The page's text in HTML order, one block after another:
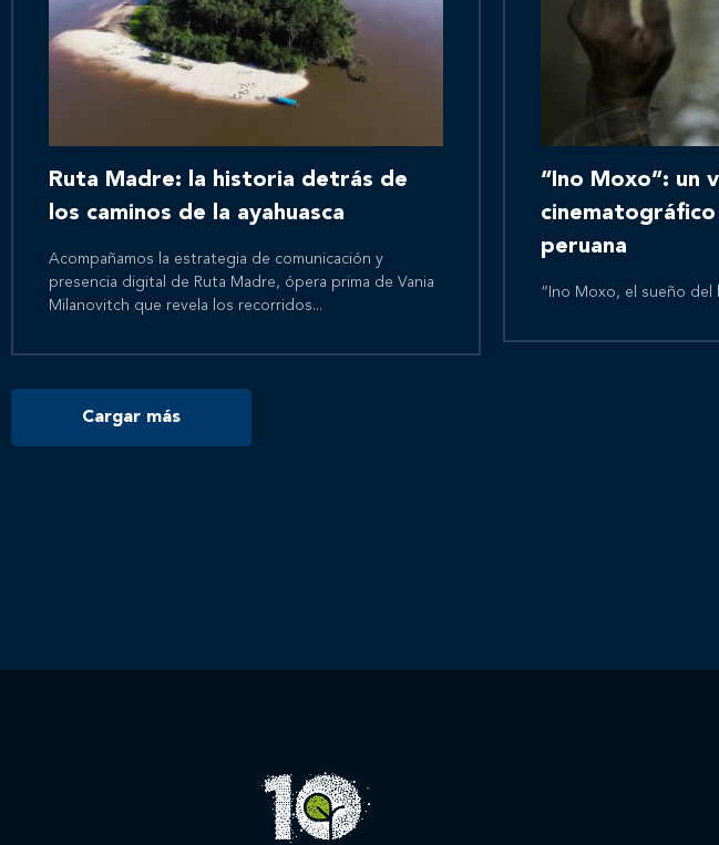
Ruta Madre: la historia detrás de
los caminos de la ayahuasca
Acompañamos la estrategia de comunicación y
presencia digital de Ruta Madre, ópera prima de Vania
Milanovitch que revela los recorridos...
“Ino Moxo”: un
peruana
“Ino Moxo, el sueño del
Cargar más